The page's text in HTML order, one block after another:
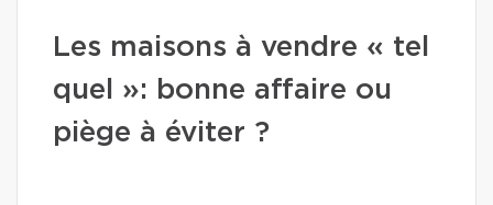
Les maisons à vendre « tel
quel »: bonne affaire ou
piège à éviter ?